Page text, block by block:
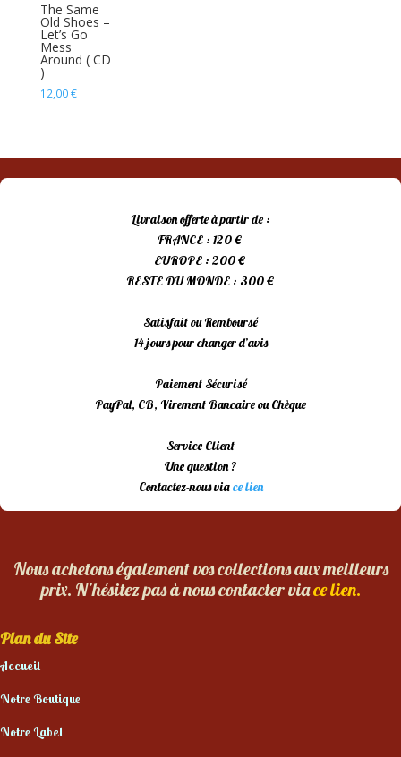
The Same
Old Shoes –
Let’s Go
Mess
Around ( CD
)
12,00€
Livraison offerte à partir de :
FRANCE : 120 €
EUROPE : 200 €
RESTE DU MONDE : 300 €
Satisfait ou Remboursé
14 jours pour changer d’avis
Paiement Sécurisé
PayPal, CB, Virement Bancaire ou Chèque
Service Client
Une question ?
Contactez-nous viace lien
Nous achetons également vos collections aux meilleurs
prix. N’hésitez pas à nous contacter viace lien.
Plan du Site
Accueil
Notre Boutique
Notre Label